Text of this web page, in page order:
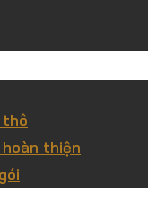
thô
thiện